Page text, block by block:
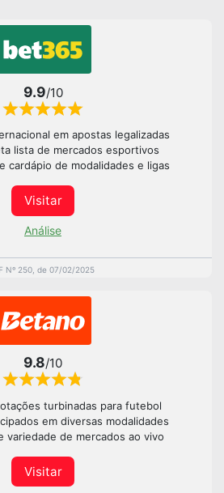
9.9/10
em apostas legalizadas
lista de mercados esportivos
cardápio de modalidades e ligas
Visitar
Análise
Nº 250, de 07/02/2025
9.8/10
turbinadas para futebol
em diversas modalidades
variedade de mercados ao vivo
Visitar